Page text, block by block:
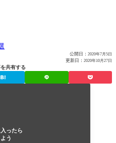
公開日： 2020年7月5日
更新日： 2020年10月27日
共有する
ったら
う